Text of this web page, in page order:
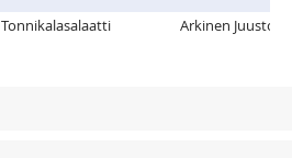
Tonnikalasalaatti Arkinen